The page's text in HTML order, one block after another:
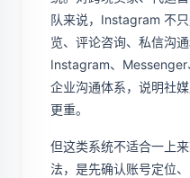
队来说，Instagram 不
览、评论咨询、私信沟
Instagram、
企业沟通体系，说明社
更重。
但这类系统不适合一上
法，是先确认账号定位